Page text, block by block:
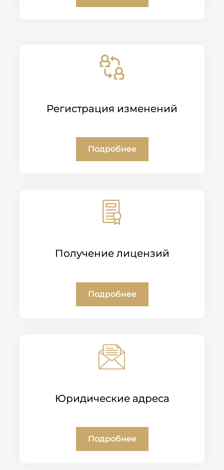
Регистрация изменений
Подробнее
Получение лицензий
Подробнее
Юридические адреса
Подробнее